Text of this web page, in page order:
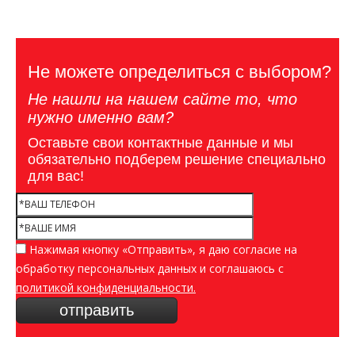
Не можете определиться с выбором?
Не нашли на нашем сайте то, что
нужно именно вам?
Оставьте свои контактные данные и мы
обязательно подберем решение специально
для вас!
Нажимая кнопку «Отправить», я даю согласие на
обработку персональных данных и соглашаюсь c
политикой конфиденциальности.